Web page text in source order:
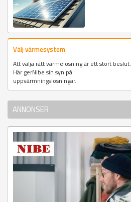
Välj värmesystem
Att välja rätt värmelösning är ett stort beslut.
Här gerNibe sin syn på
uppvärmningslösningar.
ANNONSER